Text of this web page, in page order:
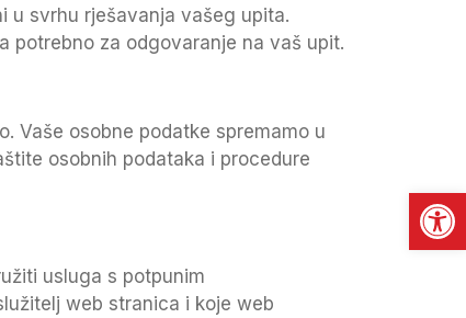
u svrhu rješavanja vašeg upita.
potrebno za odgovaranje na vaš upit.
Vaše osobne podatke spremamo u
osobnih podataka i procedure
usluga s potpunim
web stranica i koje web